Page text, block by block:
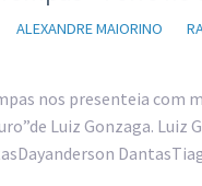
ALEXANDRE MAIORINO
nos presenteia com
Luiz Gonzaga.